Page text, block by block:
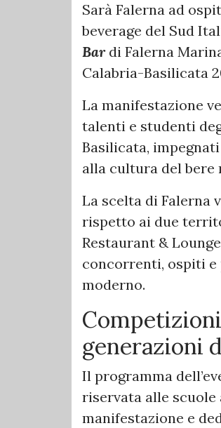
Sarà Falerna ad
beverage del Sud
Bardi Falerna
Calabria-Basilicata
La manifestazione
talenti e studenti
Basilicata,
alla cultura del bere
La scelta di Falerna
rispetto ai due
Restaurant &
concorrenti, ospiti e
moderno.
generazioni
Il programma
riservata alle
manifestazione e